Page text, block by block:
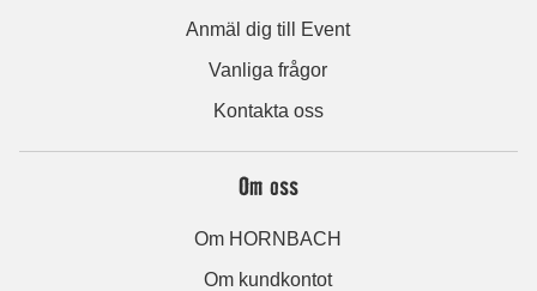
Anmäl dig till Event
Vanliga frågor
Kontakta oss
Om oss
Om HORNBACH
Om kundkontot